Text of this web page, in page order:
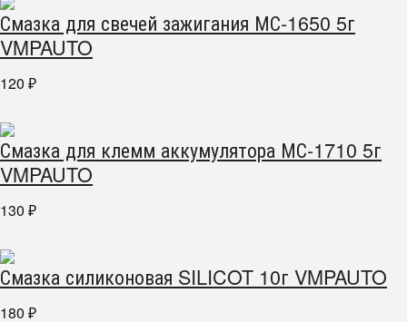
Смазка для свечей зажигания МС-1650 5г
VMPAUTO
120 ₽
Смазка для клемм аккумулятора МС-1710 5г
VMPAUTO
130 ₽
Смазка силиконовая SILICOT 10г VMPAUTO
180 ₽